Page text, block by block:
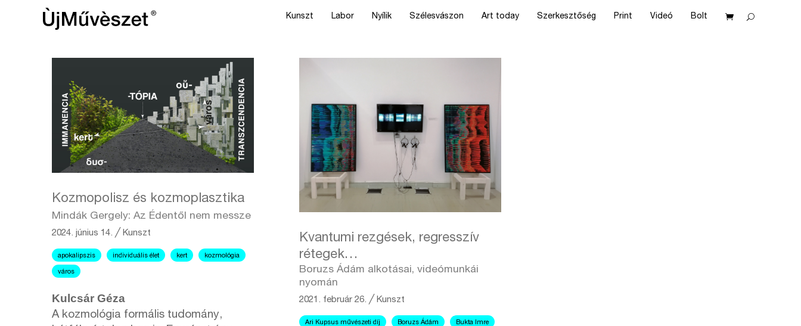
Kunszt Labor Nyílik Szélesvászon Art today Szerkesztőség Print Videó Bolt
Kozmopolisz és kozmoplasztika
Mindák Gergely: Az Édentől nem messze
2024. június 14. ╱ Kunszt
apokalipszis individuális élet kert kozmológia
város
Kulcsár Géza
A kozmológia formális tudomány,
Kvantumi rezgések, regresszív
rétegek…
Boruzs Ádám alkotásai, videómunkái
nyomán
2021. február 26. ╱ Kunszt
Ari Kupsus művészeti díj Boruzs Ádám Bukta Imre